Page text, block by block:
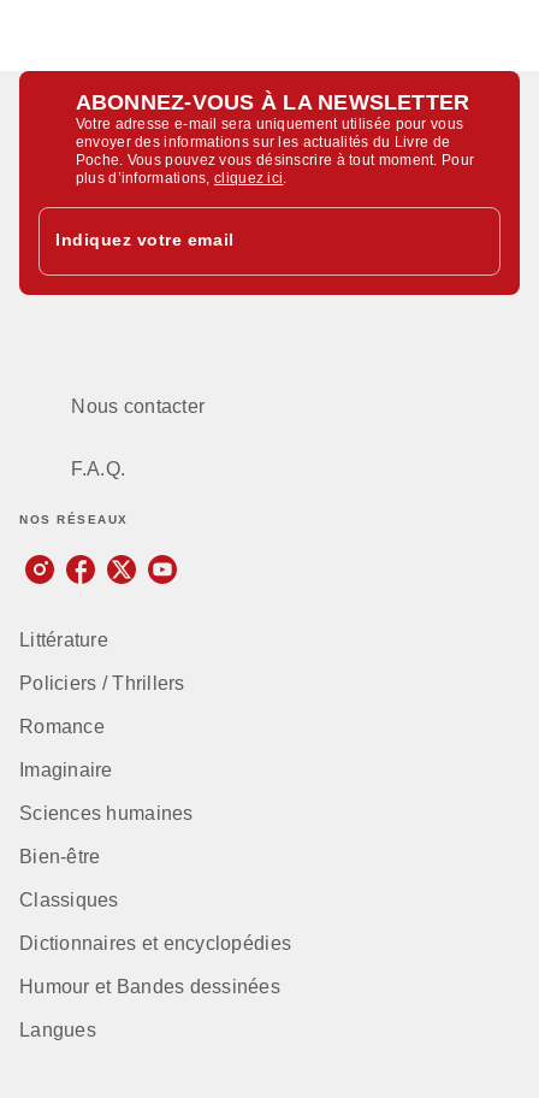
ABONNEZ-VOUS À LA NEWSLETTER
Votre adresse e-mail sera uniquement utilisée pour vous
envoyer des informations sur les actualités du Livre de
Poche. Vous pouvez vous désinscrire à tout moment. Pour
plus d’informations,cliquez ici
Indiquez votre email
Nous contacter
F.A.Q.
NOS RÉSEAUX
Littérature
Policiers / Thrillers
Romance
Imaginaire
Sciences humaines
Bien-être
Classiques
Dictionnaires et encyclopédies
Humour et Bandes dessinées
Langues